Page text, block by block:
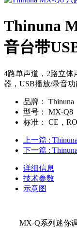
Thinuna
音台带
4路单声道，2路立体
器，USB播放/录音功
品牌：
Thinuna
型号：
MX-Q8
标准：
CE，
上一篇 :
下一篇 :
详细信息
技术参数
示意图
MX-Q系列迷你